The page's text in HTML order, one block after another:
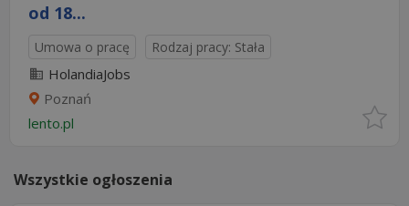
od 18...
Umowa o pracę Rodzaj pracy: Stała
HolandiaJobs
Poznań
lento.pl
Wszystkie ogłoszenia